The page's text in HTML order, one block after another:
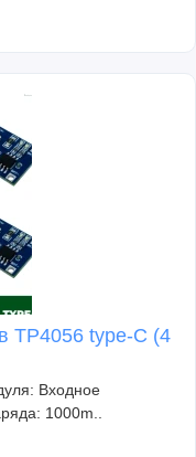
TP4056 type-C (4
Входное
1000m..